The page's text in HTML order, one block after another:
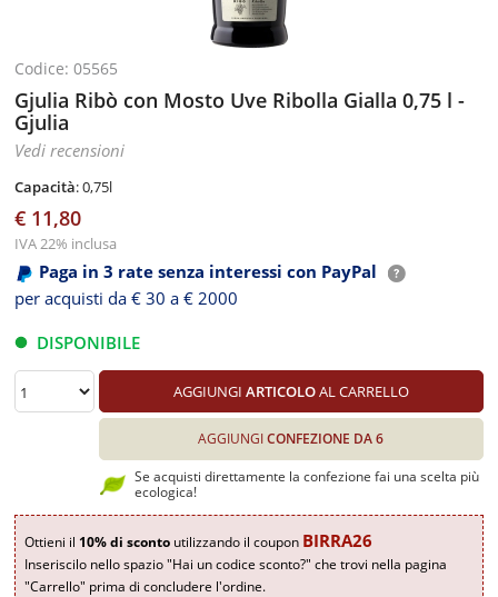
Codice: 05565
Gjulia Ribò con Mosto Uve Ribolla Gialla 0,75 l -
Gjulia
Vedi recensioni
Capacità: 0,75l
€ 11,80
IVA 22% inclusa
Paga in 3 rate senza interessi con PayPal
per acquisti da € 30 a € 2000
DISPONIBILE
AGGIUNGI ARTICOLOAL CARRELLO
AGGIUNGICONFEZIONE DA 6
Se acquisti direttamente la confezione fai una scelta più
ecologica!
Ottieni il 10% di sconto utilizzando il coupon BIRRA26
Inseriscilo nello spazio "Hai un codice sconto?" che trovi nella pagina
"Carrello" prima di concludere l'ordine.